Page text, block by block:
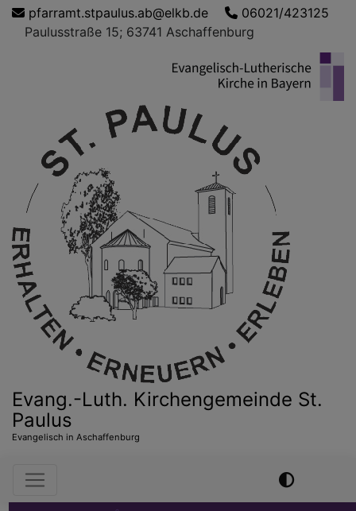
Direktpfarramt.stpaulus.ab@elkb.de
06021/423125
Paulusstraße 15; 63741 Aschaffenburg
Evang.-Luth. Kirchengemeinde St.
Paulus
Evangelisch in Aschaffenburg
Hauptnavigation